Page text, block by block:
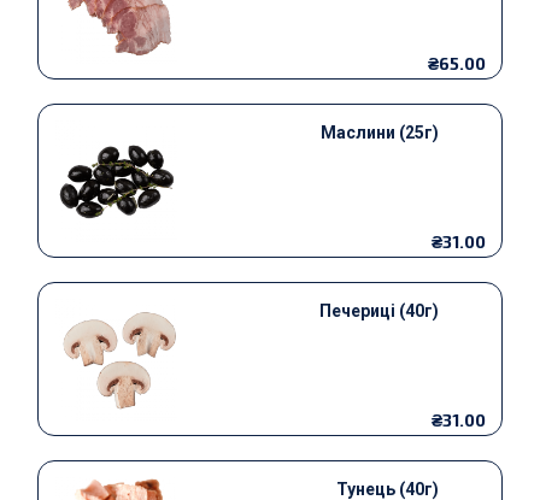
₴65.00
Маслини (25г)
₴31.00
Печериці (40г)
₴31.00
Тунець (40г)